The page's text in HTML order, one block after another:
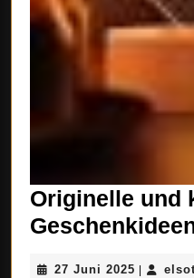
Originelle und
27 Juni 2025 27